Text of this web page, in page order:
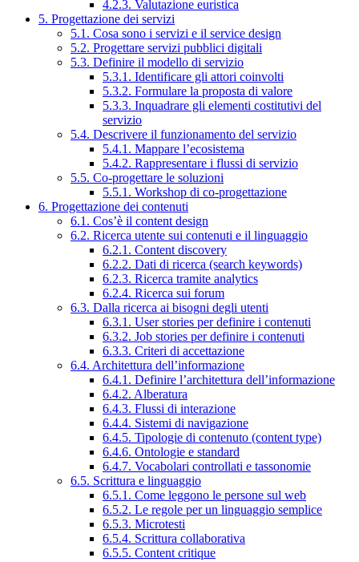
4.2.3. Valutazione euristica
5. Progettazione dei servizi
5.1. Cosa sono i servizi e il service design
5.2. Progettare servizi pubblici digitali
5.3. Definire il modello di servizio
5.3.1. Identificare gli attori coinvolti
5.3.2. Formulare la proposta di valore
5.3.3. Inquadrare gli elementi costitutivi del
servizio
5.4. Descrivere il funzionamento del servizio
5.4.1. Mappare l’ecosistema
5.4.2. Rappresentare i flussi di servizio
5.5. Co-progettare le soluzioni
5.5.1. Workshop di co-progettazione
6. Progettazione dei contenuti
6.1. Cos’è il content design
6.2. Ricerca utente sui contenuti e il linguaggio
6.2.1. Content discovery
6.2.2. Dati di ricerca (search keywords)
6.2.3. Ricerca tramite analytics
6.2.4. Ricerca sui forum
6.3. Dalla ricerca ai bisogni degli utenti
6.3.1. User stories per definire i contenuti
6.3.2. Job stories per definire i contenuti
6.3.3. Criteri di accettazione
6.4. Architettura dell’informazione
6.4.1. Definire l’architettura dell’informazione
6.4.2. Alberatura
6.4.3. Flussi di interazione
6.4.4. Sistemi di navigazione
6.4.5. Tipologie di contenuto (content type)
6.4.6. Ontologie e standard
6.4.7. Vocabolari controllati e tassonomie
6.5. Scrittura e linguaggio
6.5.1. Come leggono le persone sul web
6.5.2. Le regole per un linguaggio semplice
6.5.3. Microtesti
6.5.4. Scrittura collaborativa
6.5.5. Content critique